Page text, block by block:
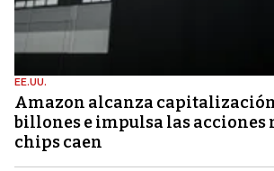
EE.UU.
Amazon alcanza capitalización
billones e impulsa las acciones
chips caen